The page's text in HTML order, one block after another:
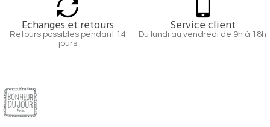
Echanges et retours
Retours possibles pendant 14
jours
Service client
Du lundi au vendredi de 9h à 18h